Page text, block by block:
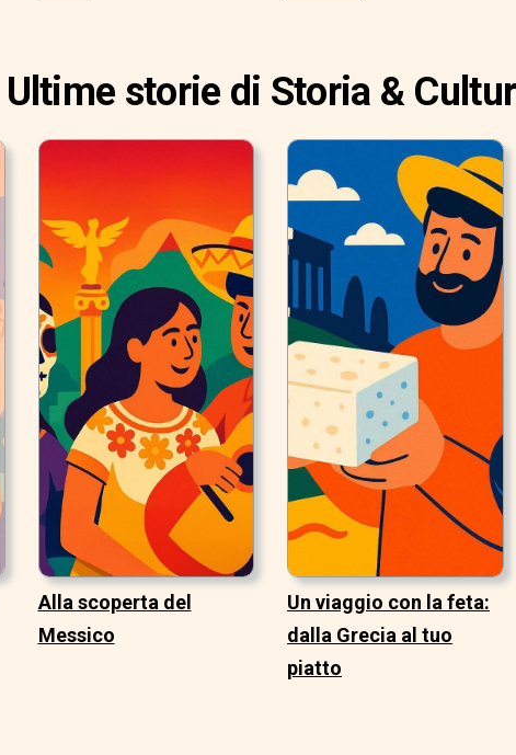
Ultime storie di Storia &
Alla scoperta del
Messico
Un viaggio con la feta:
dalla Grecia al tuo
piatto